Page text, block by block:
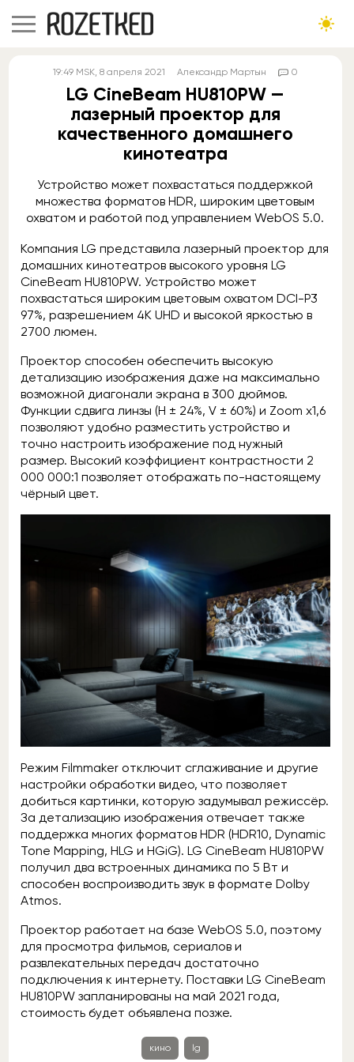
19:49 MSK, 8 апреля 2021 Александр Мартын 0
LG CineBeam HU810PW —
лазерный проектор для
качественного домашнего
кинотеатра
Устройство может похвастаться поддержкой
множества форматов HDR, широким цветовым
охватом и работой под управлением WebOS 5.0.
Компания LG представила лазерный проектор для
домашних кинотеатров высокого уровня LG
CineBeam HU810PW. Устройство может
похвастаться широким цветовым охватом DCI-P3
97%, разрешением 4К UHD и высокой яркостью в
2700 люмен.
Проектор способен обеспечить высокую
детализацию изображения даже на максимально
возможной диагонали экрана в 300 дюймов.
Функции сдвига линзы (H ± 24%, V ± 60%) и Zoom x1,6
позволяют удобно разместить устройство и
точно настроить изображение под нужный
размер. Высокий коэффициент контрастности 2
000 000:1 позволяет отображать по-настоящему
чёрный цвет.
Режим Filmmaker отключит сглаживание и другие
настройки обработки видео, что позволяет
добиться картинки, которую задумывал режиссёр.
За детализацию изображения отвечает также
поддержка многих форматов HDR (HDR10, Dynamic
Tone Mapping, HLG и HGiG). LG CineBeam HU810PW
получил два встроенных динамика по 5 Вт и
способен воспроизводить звук в формате Dolby
Atmos.
Проектор работает на базе WebOS 5.0, поэтому
для просмотра фильмов, сериалов и
развлекательных передач достаточно
подключения к интернету. Поставки LG CineBeam
HU810PW запланированы на май 2021 года,
стоимость будет объявлена позже.
кино lg